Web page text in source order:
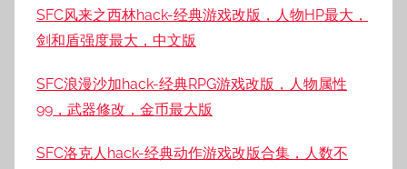
SFC风来之西林hack-经典游戏改版，人物HP最大，
剑和盾强度最大，中文版
SFC浪漫沙加hack-经典RPG游戏改版，人物属性
99，武器修改，金币最大版
SFC洛克人hack-经典动作游戏改版合集，人数不